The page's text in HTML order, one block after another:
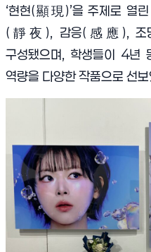
‘현현(顯現)’을 주제로 열
(靜夜), 감응(感應), 조
구성됐으며, 학생들이 4년
역량을 다양한 작품으로 선